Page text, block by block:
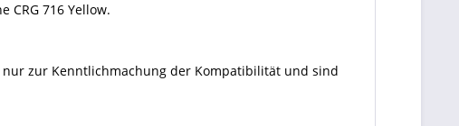
CRG 716 Yellow.
zur Kenntlichmachung der Kompatibilität und sind